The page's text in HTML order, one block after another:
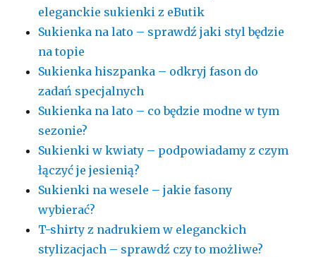
eleganckie sukienki z eButik
Sukienka na lato – sprawdź jaki styl będzie
na topie
Sukienka hiszpanka – odkryj fason do
zadań specjalnych
Sukienka na lato – co będzie modne w tym
sezonie?
Sukienki w kwiaty – podpowiadamy z czym
łączyć je jesienią?
Sukienki na wesele – jakie fasony
wybierać?
T-shirty z nadrukiem w eleganckich
stylizacjach – sprawdź czy to możliwe?